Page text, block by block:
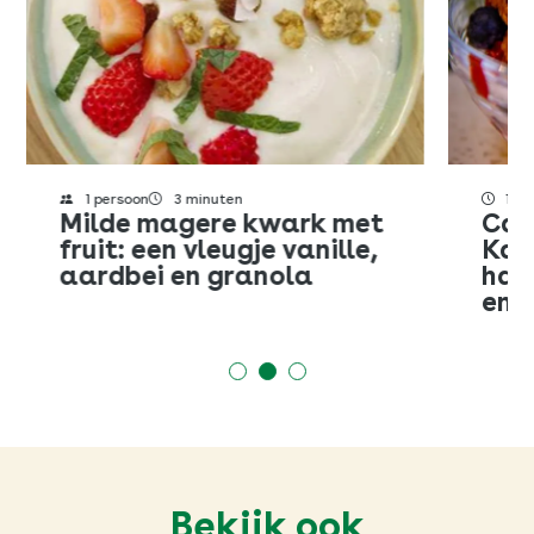
1 persoon 3 minuten
Milde magere kwark met
fruit: een vleugje vanille,
aardbei en granola
15
en
SLUITEN